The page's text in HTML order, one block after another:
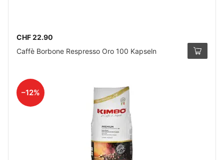
CHF 22.90
Caffè Borbone Respresso Oro 100 Kapseln
–12%